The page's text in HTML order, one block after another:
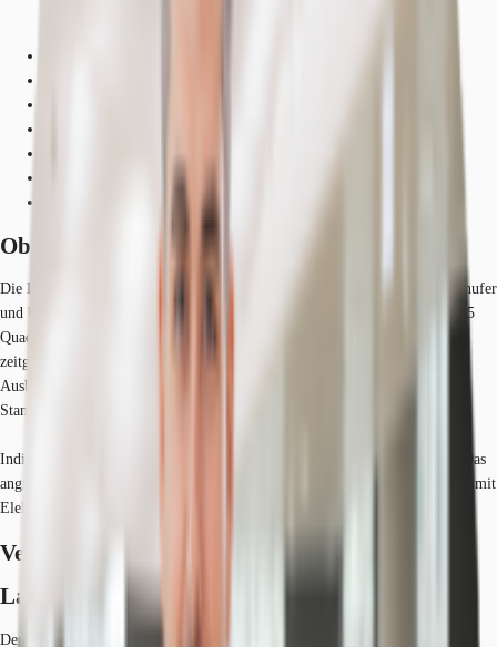
Objekt
Die Liegenschaft befindet sich in zentraler Lage am Ludwigshafener Rheinufer
und besteht aus zwei Gebäudeteilen. Im Bauteil A stehen derzeit circa 6.915
Quadratmeter moderne Büroflächen zur Verfügung. Diese bieten eine
zeitgemäße, lichtdurchflutete Arbeitsatmosphäre mit hochwertigem
Ausbaustandard, einschließlich modernster LED-Beleuchtung nach BAP-
Standard sowie Kühl- und Heizdecken mit intelligenter KNX-Steuerung.
Individuelle Ausbauanforderungen können auf Anfrage realisiert werden. Das
angrenzende Parkhaus verfügt über ausreichend PKW-Stellplätze, teilweise mit
Elektroladesäulen ausgestattet.
Verfügbare Fläche
Lage und Verkehrsanbindung
Der Ludwigshafener Teilmarkt "Rheinufer Süd" liegt südlich der